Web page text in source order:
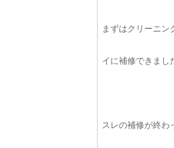
まずはクリーニ
イに補修できまし
スレの補修が終わ